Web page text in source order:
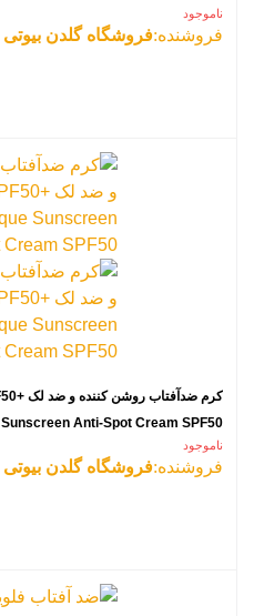
ناموجود
فروشنده:فروشگاه گلدن بیوتی
Sunscreen Anti-Spot Cream SPF50
ناموجود
فروشنده:فروشگاه گلدن بیوتی